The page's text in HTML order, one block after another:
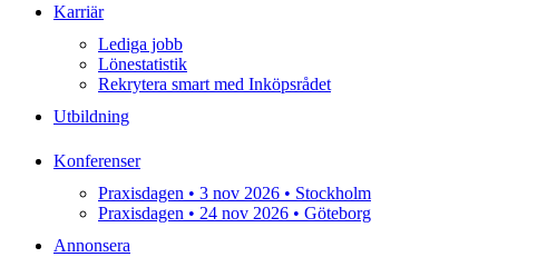
Karriär
Lediga jobb
Lönestatistik
Rekrytera smart med Inköpsrådet
Utbildning
Konferenser
Praxisdagen • 3 nov 2026 • Stockholm
Praxisdagen • 24 nov 2026 • Göteborg
Annonsera